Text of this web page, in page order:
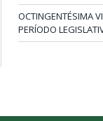
OCTINGENTÉSIMA
PERÍODO